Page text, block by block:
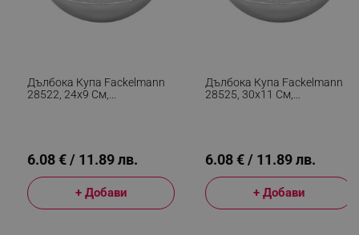
Дълбока Купа Fackelmann
28522, 24x9 См,
6.08 € / 11.89 лв.
+ Добави
Дълбока Купа Fackelmann
28525, 30x11 См,
6.08 € / 11.89 лв.
+ Добави